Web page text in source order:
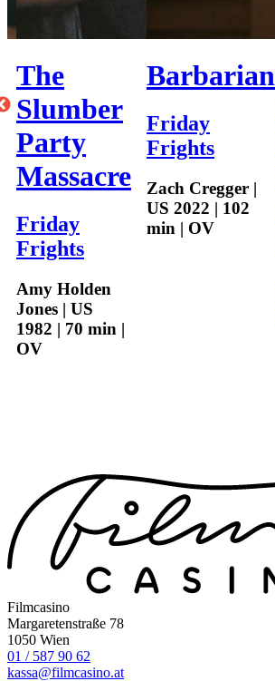
The
Slumber
Party
Massacre
Friday
Frights
Amy Holden
Jones | US
1982 | 70 min |
OV
Barbarian
Friday
Frights
Zach Cregger |
US 2022 | 102
min | OV
Filmcasino
Margaretenstraße 78
1050 Wien
01 / 587 90 62
kassa@filmcasino.at